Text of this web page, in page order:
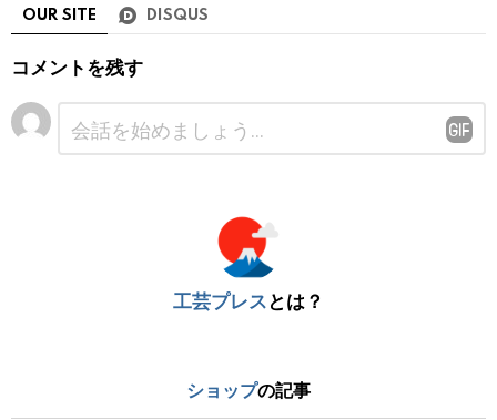
OUR SITE DISQUS
コメントを残す
工芸プレス とは？
ショップの記事